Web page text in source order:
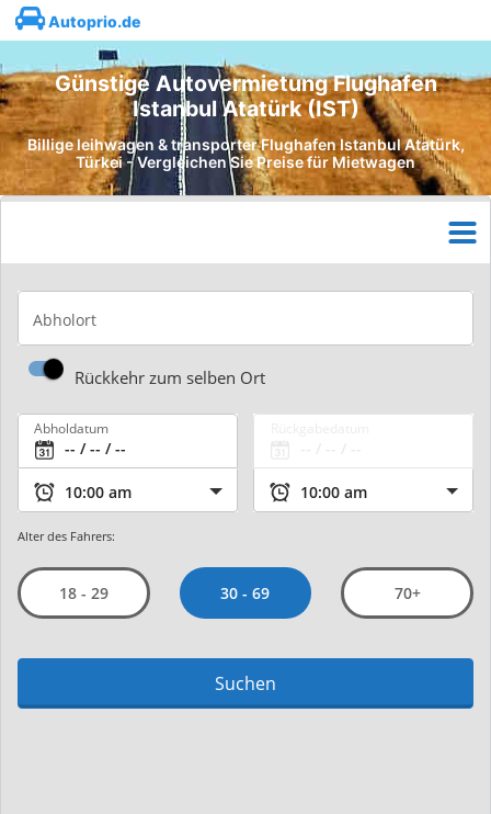
Autoprio.de
Günstige Autovermietung Flughafen
Istanbul Atatürk (IST)
Billige leihwagen & transporter Flughafen Istanbul Atatürk,
Türkei - Vergleichen Sie Preise für Mietwagen
Abholort
Rückkehr zum selben Ort
Abholdatum
Alter des Fahrers:
18 - 29 30 - 69 70+
Suchen